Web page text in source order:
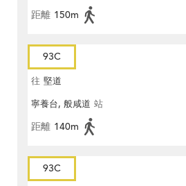
距離 150m
93C
往 堅道
寧養台, 般咸道 站
距離 140m
93C